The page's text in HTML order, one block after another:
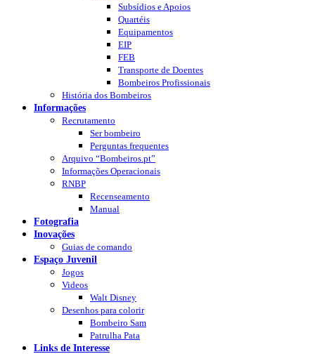
Subsídios e Apoios
Quartéis
Equipamentos
EIP
FEB
Transporte de Doentes
Bombeiros Profissionais
História dos Bombeiros
Informações
Recrutamento
Ser bombeiro
Perguntas frequentes
Arquivo “Bombeiros.pt”
Informações Operacionais
RNBP
Recenseamento
Manual
Fotografia
Inovações
Guias de comando
Espaço Juvenil
Jogos
Videos
Walt Disney
Desenhos para colorir
Bombeiro Sam
Patrulha Pata
Links de Interesse